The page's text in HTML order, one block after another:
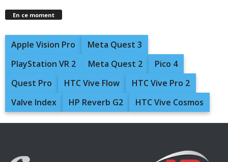
En ce moment
Apple Vision Pro
Meta Quest 3
PlayStation VR 2
Meta Quest 2
Pico 4
Quest Pro
HTC Vive Flow
HTC Vive Pro 2
Valve Index
HP Reverb G2 HTC Vive Cosmos